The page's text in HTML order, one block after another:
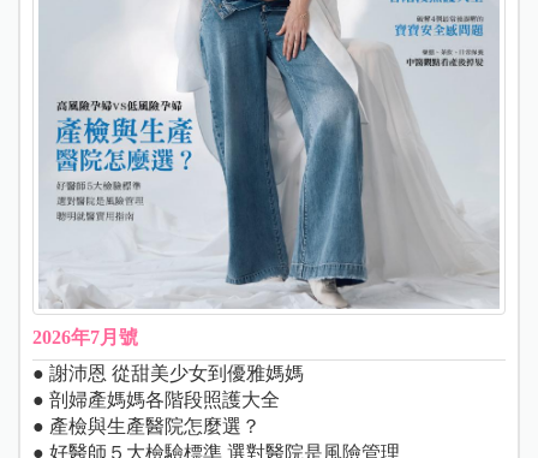
2026年7月號
● 謝沛恩 從甜美少女到優雅媽媽
● 剖婦產媽媽各階段照護大全
● 產檢與生產醫院怎麼選？
● 好醫師５大檢驗標準 選對醫院是風險管理